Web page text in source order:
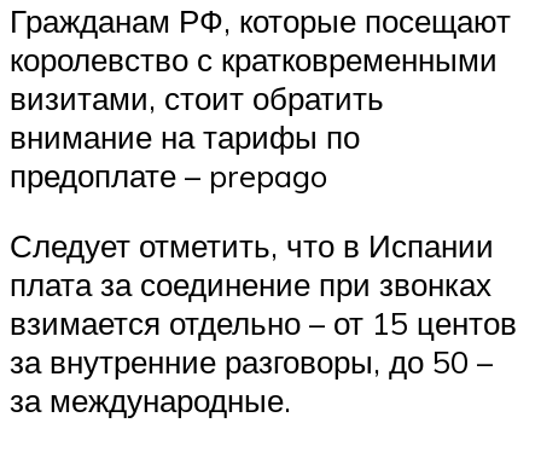
Гражданам РФ, которые посещают
королевство с кратковременными
визитами, стоит обратить
внимание на тарифы по
предоплате – prepago
Следует отметить, что в Испании
плата за соединение при звонках
взимается отдельно – от 15 центов
за внутренние разговоры, до 50 –
за международные.